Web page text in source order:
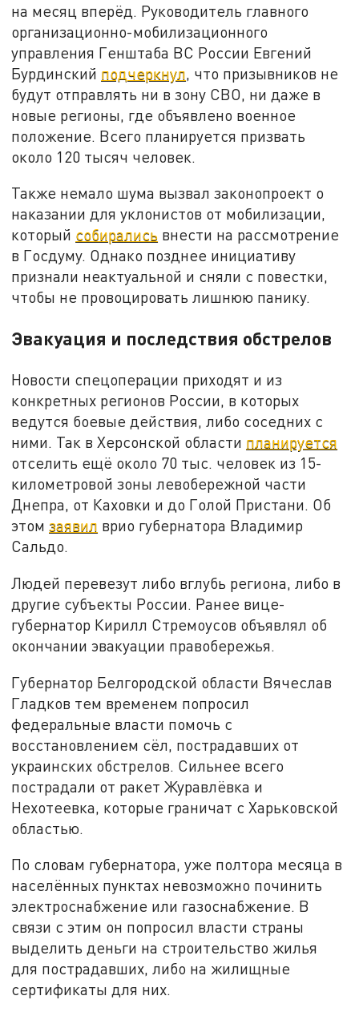
на месяц вперёд. Руководитель главного
организационно-мобилизационного
управления Генштаба ВС России Евгений
Бурдинский подчеркнул , что призывников не
будут отправлять ни в зону СВО, ни даже в
новые регионы, где объявлено военное
положение. Всего планируется призвать
около 120 тысяч человек.
Также немало шума вызвал законопроект о
наказании для уклонистов от мобилизации,
который собирались внести на рассмотрение
в Госдуму. Однако позднее инициативу
признали неактуальной и сняли с повестки,
чтобы не провоцировать лишнюю панику.
Эвакуация и последствия обстрелов
Новости спецоперации приходят и из
конкретных регионов России, в которых
ведутся боевые действия, либо соседних с
ними. Так в Херсонской области планируется
отселить ещё около 70 тыс. человек из 15-
километровой зоны левобережной части
Днепра, от Каховки и до Голой Пристани. Об
этомзаявил врио губернатора Владимир
Сальдо.
Людей перевезут либо вглубь региона, либо в
другие субъекты России. Ранее вице-
губернатор Кирилл Стремоусов объявлял об
окончании эвакуации правобережья.
Губернатор Белгородской области Вячеслав
Гладков тем временем попросил
федеральные власти помочь с
восстановлением сёл, пострадавших от
украинских обстрелов. Сильнее всего
пострадали от ракет Журавлёвка и
Нехотеевка, которые граничат с Харьковской
областью.
По словам губернатора, уже полтора месяца в
населённых пунктах невозможно починить
электроснабжение или газоснабжение. В
связи с этим он попросил власти страны
выделить деньги на строительство жилья
для пострадавших, либо на жилищные
сертификаты для них.